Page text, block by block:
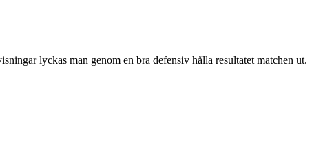
lyckas man genom en bra defensiv hålla resultatet matchen ut.